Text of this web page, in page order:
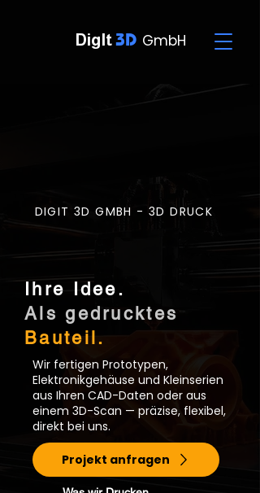
DigIt3D GmbH
DIGIT 3D GMBH - 3D DRUCK
Ihre Idee.
Als gedrucktes
Bauteil.
Wir fertigen Prototypen,
Elektronikgehäuse und Kleinserien
aus Ihren CAD-Daten oder aus
einem 3D-Scan — präzise, flexibel,
direkt bei uns.
Projekt anfragen